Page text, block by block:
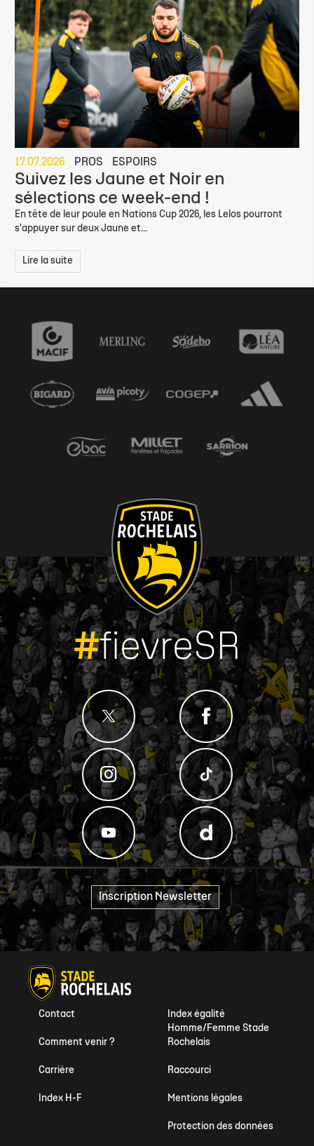
17.07.2026 PROS ESPOIRS
Suivez les Jaune et Noir en
sélections ce week-end !
En tête de leur poule en Nations Cup 2026, les Lelos pourront
s'appuyer sur deux Jaune et...
Lire la suite
#fievreSR
Inscription Newsletter "
Index égalité
Homme/Femme Stade
Rochelais
Contact
Comment venir ?
Raccourci
Carrière
Mentions légales
Index H-F
Protection des données